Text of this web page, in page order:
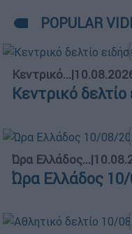
POPULAR
Κεντρικό...|
Κεντρικό
Ώρα Ελλάδος...|
Ώρα Ελλάδος